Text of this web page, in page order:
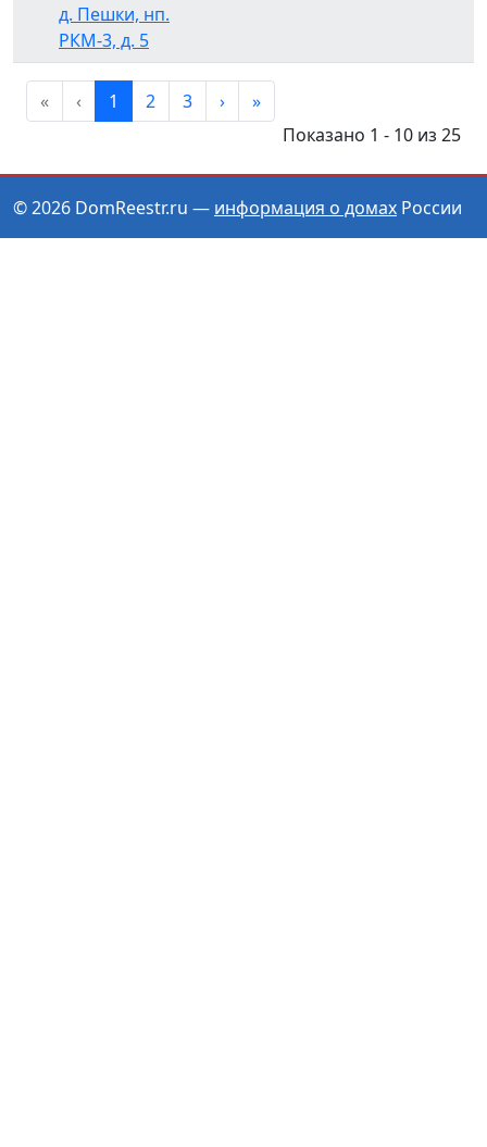
д. Пешки, нп.
РКМ-3, д. 5
« ‹ 1 2 3 ›
»
Показано 1 - 10 из 25
© 2026 DomReestr.ru — информация о домах России